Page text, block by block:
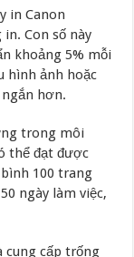
in Canon
Con số này
khoảng 5% mỗi
hình ảnh hoặc
hơn.
trong môi
thể đạt được
100 trang
ngày làm việc,
cung cấp trống